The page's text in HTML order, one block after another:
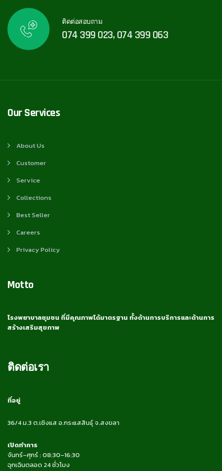
ติดต่อสอบถาม
074 399 023, 074 399 063
Our Services
About Us
Customer
Service
Collections
Best Seller
Careers
Privacy Policy
Motto
โรงพยาบาลชุมชน ที่มีคุณภาพได้มาตรฐาน ทั้งด้านการบริการและด้านการ
สร้างเสริมสุขภาพ
ติดต่อเรา
ที่อยู่
36/4 ม.3 ต.เชิงแส อ.กระแสสินธุ์ จ.สงขลา
เปิดทำการ
จันทร์–ศุกร์ : 08:30–16:30
ฉุกเฉินตลอด 24 ชั่วโมง